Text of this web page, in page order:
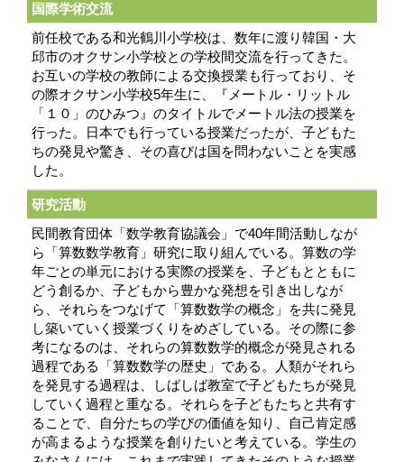
国際学術交流
前任校である和光鶴川小学校は、数年に渡り韓国・大
邱市のオクサン小学校との学校間交流を行ってきた。
お互いの学校の教師による交換授業も行っており、そ
の際オクサン小学校5年生に、『メートル・リットル
「１０」のひみつ』のタイトルでメートル法の授業を
行った。日本でも行っている授業だったが、子どもた
ちの発見や驚き、その喜びは国を問わないことを実感
した。
研究活動
民間教育団体「数学教育協議会」で40年間活動しなが
ら「算数数学教育」研究に取り組んでいる。算数の学
年ごとの単元における実際の授業を、子どもとともに
どう創るか、子どもから豊かな発想を引き出しなが
ら、それらをつなげて「算数数学の概念」を共に発見
し築いていく授業づくりをめざしている。その際に参
考になるのは、それらの算数数学的概念が発見される
過程である「算数数学の歴史」である。人類がそれら
を発見する過程は、しばしば教室で子どもたちが発見
していく過程と重なる。それらを子どもたちと共有す
ることで、自分たちの学びの価値を知り、自己肯定感
が高まるような授業を創りたいと考えている。学生の